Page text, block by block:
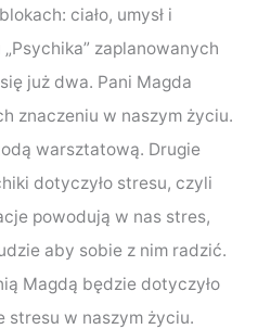
ciało, umysł i
zaplanowanych
już dwa. Pani Magda
znaczeniu w naszym życiu.
warsztatową. Drugie
dotyczyło stresu, czyli
powodują w nas stres,
aby sobie z nim radzić.
Magdą będzie dotyczyło
stresu w naszym życiu.